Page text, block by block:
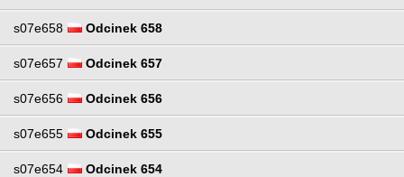
s07e658 Odcinek 658
s07e657 Odcinek 657
s07e656 Odcinek 656
s07e655 Odcinek 655
s07e654 Odcinek 654